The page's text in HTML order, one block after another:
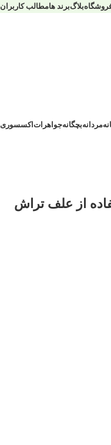
بلاگبرند هامطالب کاربران
مردانهبچگانهجواهرات اکسسوری
از علف تراش